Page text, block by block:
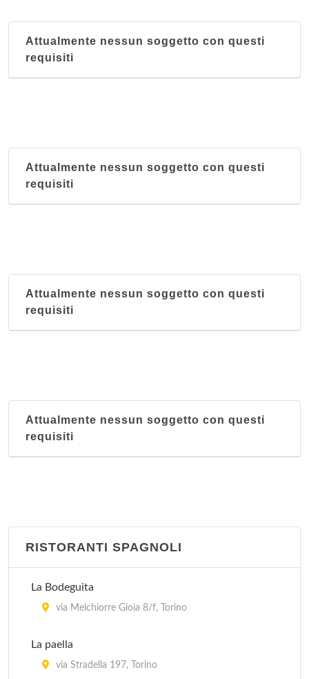
Attualmente nessun soggetto con questi
requisiti
Attualmente nessun soggetto con questi
requisiti
Attualmente nessun soggetto con questi
requisiti
Attualmente nessun soggetto con questi
requisiti
RISTORANTI SPAGNOLI
La Bodeguita
via Melchiorre Gioia 8/f, Torino
La paella
via Stradella 197, Torino